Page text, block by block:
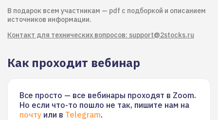
В подарок всем участникам — pdf с подборкой и описанием
источников информации.
Контакт для технических вопросов: support@2stocks.ru
Как проходит вебинар
Все просто — все вебинары проходят в Zoom.
Но если что-то пошло не так, пишите нам на
почту или в Telegram.